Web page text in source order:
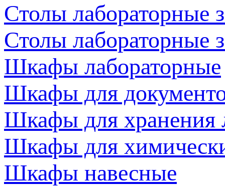
Столы лабораторные
Столы лабораторные
Шкафы лабораторные
Шкафы для
Шкафы для хранения
Шкафы для
Шкафы навесные